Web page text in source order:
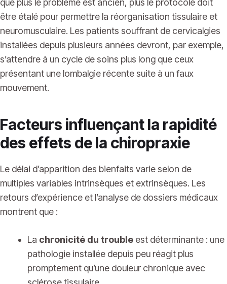
être étalé pour permettre la réorganisation tissulaire et
neuromusculaire. Les patients souffrant de cervicalgies
installées depuis plusieurs années devront, par exemple,
s’attendre à un cycle de soins plus long que ceux
présentant une lombalgie récente suite à un faux
mouvement.
Facteurs influençant la rapidité
des effets de la chiropraxie
Le délai d’apparition des bienfaits varie selon de
multiples variables intrinsèques et extrinsèques. Les
retours d’expérience et l’analyse de dossiers médicaux
montrent que :
La chronicité du trouble est déterminante : une
pathologie installée depuis peu réagit plus
promptement qu’une douleur chronique avec